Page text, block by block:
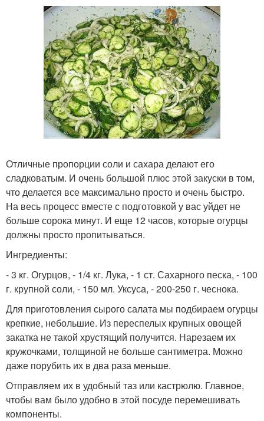
Отличные пропорции соли и сахара делают его
сладковатым. И очень большой плюс этой закуски в том,
что делается все максимально просто и очень быстро.
На весь процесс вместе с подготовкой у вас уйдет не
больше сорока минут. И еще 12 часов, которые огурцы
должны просто пропитываться.
Ингредиенты:
- 3 кг. Огурцов, - 1/4 кг. Лука, - 1 ст. Сахарного песка, - 100
г. крупной соли, - 150 мл. Уксуса, - 200-250 г. чеснока.
Для приготовления сырого салата мы подбираем огурцы
крепкие, небольшие. Из переспелых крупных овощей
закатка не такой хрустящий получится. Нарезаем их
кружочками, толщиной не больше сантиметра. Можно
даже порубить их в два раза меньше.
Отправляем их в удобный таз или кастрюлю. Главное,
чтобы вам было удобно в этой посуде перемешивать
компоненты.